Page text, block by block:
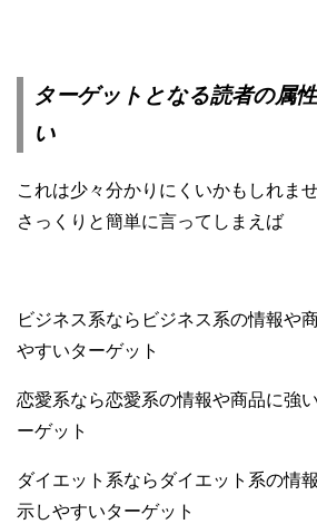
ターゲットとなる読者の属
い
これは少々分かりにくいかもしれませ
さっくりと簡単に言ってしまえば
ビジネス系ならビジネス系の情報や
やすいターゲット
恋愛系なら恋愛系の情報や商品に強
ーゲット
ダイエット系ならダイエット系の情
示しやすいターゲット